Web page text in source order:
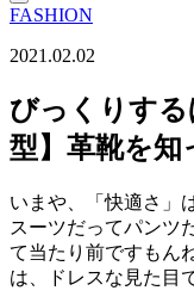
FASHION
2021.02.02
びっくりす
型】革靴を知
いまや、「快適さ」
スーツだってパンツ
て当たり前ですもん
は、ドレスな見た目